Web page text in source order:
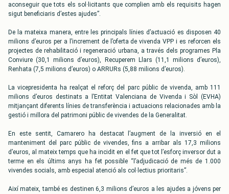
aconseguir que tots els sol·licitants que complien amb els requisits hagen
sigut beneficiaris d’estes ajudes”.
De la mateixa manera, entre les principals línies d’actuació es disposen 40
milions d’euros per a l’increment de l’oferta de vivenda VPP i es reforcen els
projectes de rehabilitació i regeneració urbana, a través dels programes Pla
Conviure (30,1 milions d’euros), Recuperem Llars (11,1 milions d’euros),
Renhata (7,5 milions d’euros) o ARRURs (5,88 milions d’euros).
La vicepresidenta ha realçat el reforç del parc públic de vivenda, amb 111
milions d’euros destinats a l’Entitat Valenciana de Vivenda i Sòl (EVHA)
mitjançant diferents línies de transferència i actuacions relacionades amb la
gestió i millora del patrimoni públic de vivendes de la Generalitat.
En este sentit, Camarero ha destacat l’augment de la inversió en el
manteniment del parc públic de vivendes, fins a arribar als 17,3 milions
d’euros, al mateix temps que ha incidit en el fet que tot l’esforç inversor dut a
terme en els últims anys ha fet possible “l’adjudicació de més de 1.000
vivendes socials, amb especial atenció als col·lectius prioritaris”.
Així mateix, també es destinen 6,3 milions d’euros a les ajudes a jóvens per